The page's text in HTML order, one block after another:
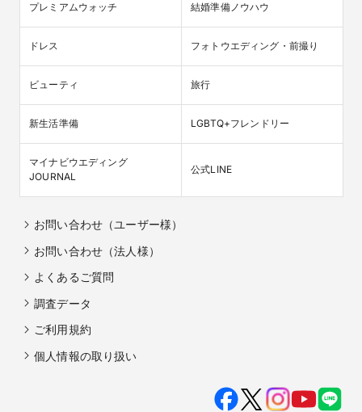
プレミアムウォッチ 結婚準備ノウハウ
ドレス フォトウエディング・前撮り
ビューティ 旅行
新生活準備 LGBTQ+フレンドリー
マイナビウエディング
JOURNAL
公式LINE
お問い合わせ（ユーザー様）
お問い合わせ（法人様）
よくあるご質問
調査データ
ご利用規約
個人情報の取り扱い